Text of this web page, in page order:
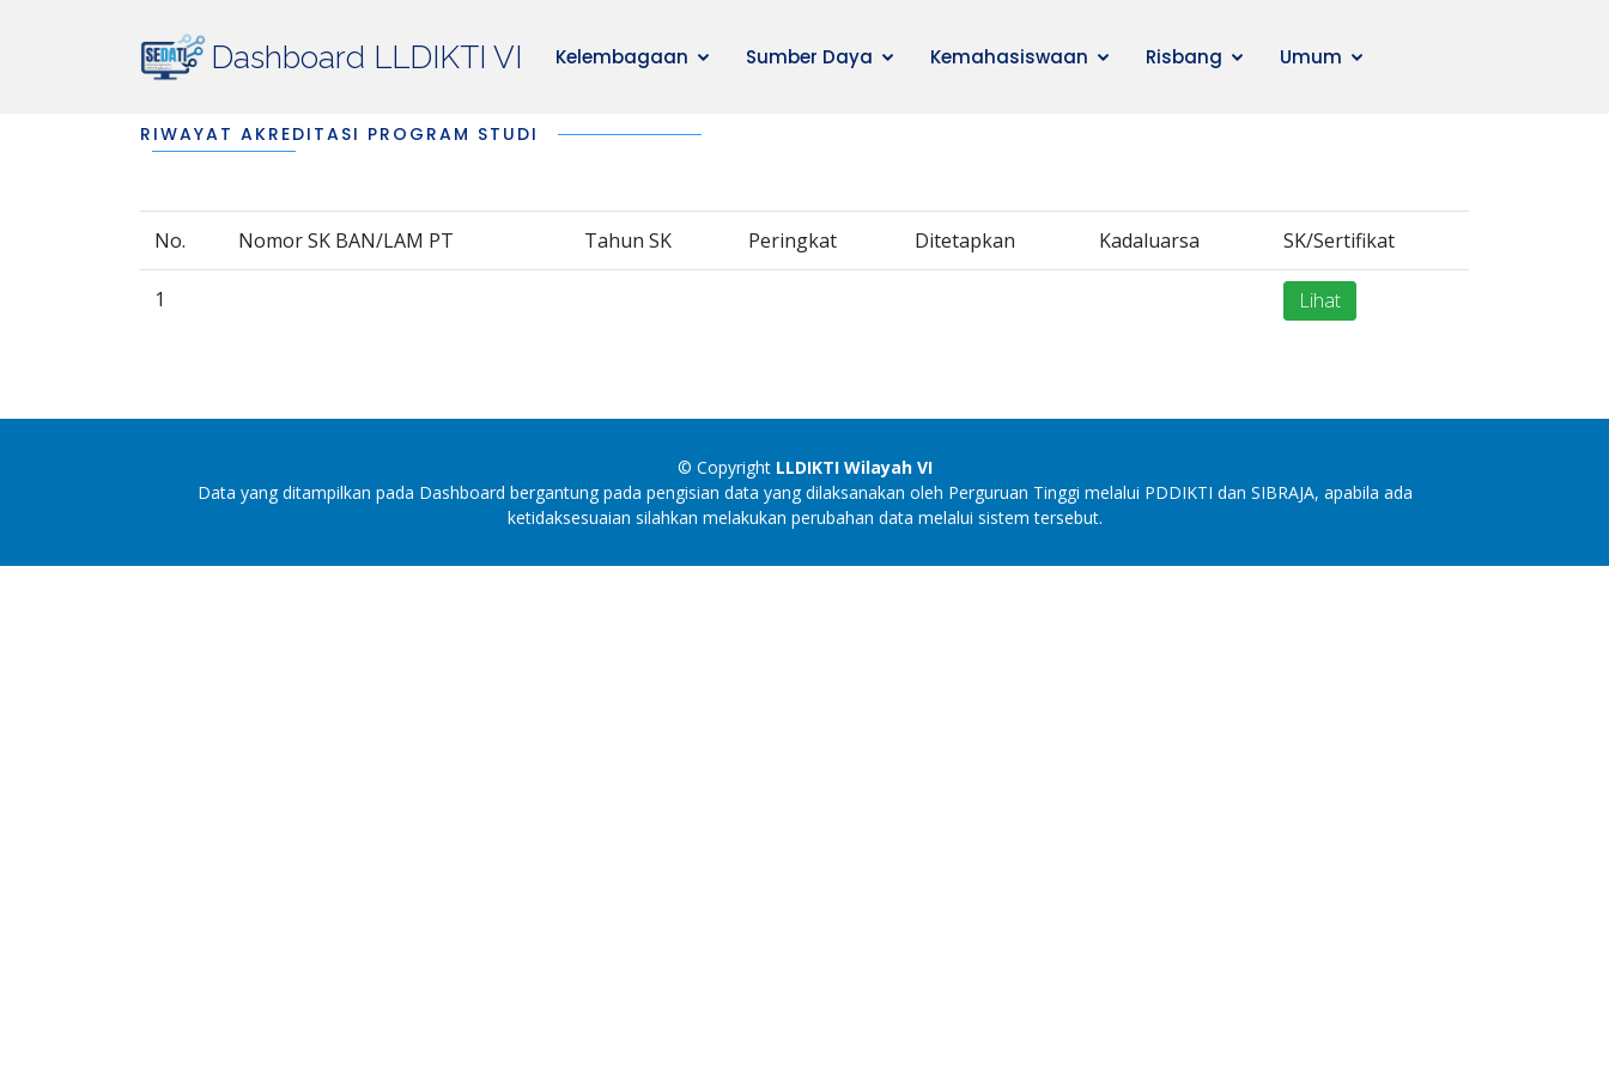
Dashboard LLDIKTI VI Kelembagaan Sumber Daya Kemahasiswaan Risbang Umum
RIWAYAT AKREDITASI PROGRAM STUDI
No. Nomor SK BAN/LAM PT Tahun SK Peringkat Ditetapkan Kadaluarsa SK/Sertifikat
1 Lihat
© Copyright LLDIKTI Wilayah VI
Data yang ditampilkan pada Dashboard bergantung pada pengisian data yang dilaksanakan oleh Perguruan Tinggi melalui PDDIKTI dan SIBRAJA, apabila ada
ketidaksesuaian silahkan melakukan perubahan data melalui sistem tersebut.